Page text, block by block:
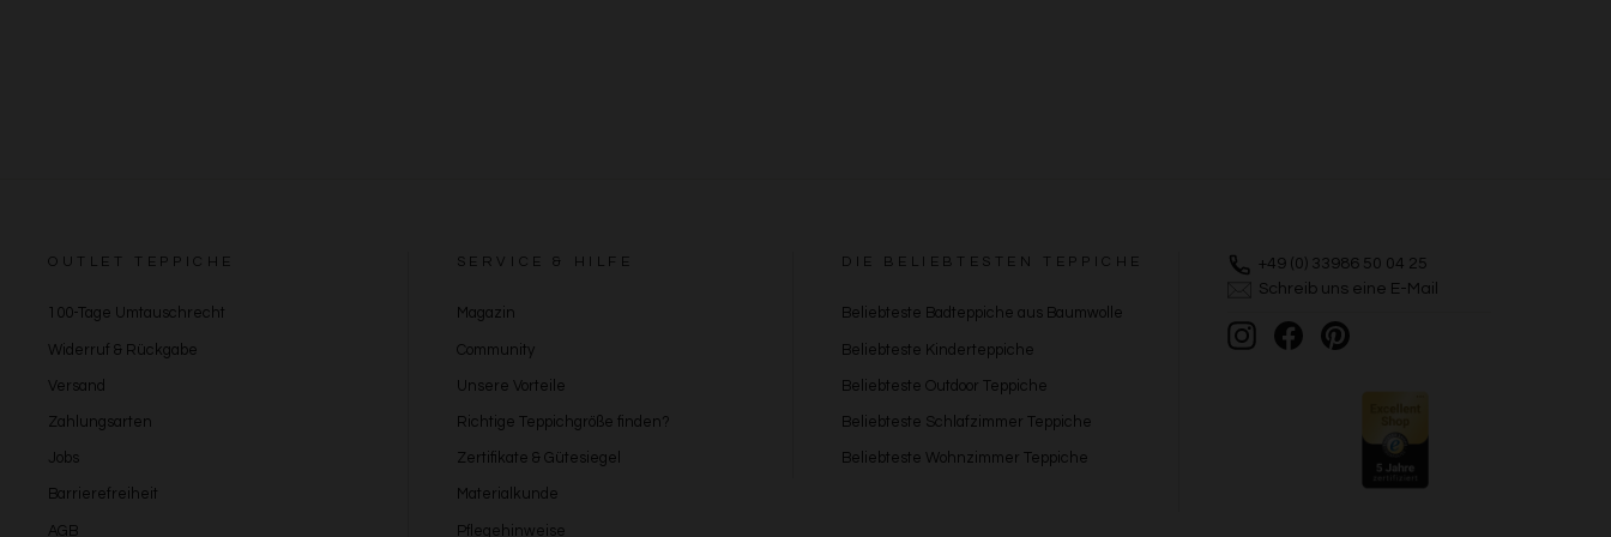
OUTLET TEPPICHE
100-Tage Umtauschrecht
Widerruf & Rückgabe
Versand
Zahlungsarten
Jobs
Barrierefreiheit
AGB
SERVICE & HILFE
Magazin
Community
Unsere Vorteile
Richtige Teppichgröße finden?
Zertifikate & Gütesiegel
Materialkunde
Pflegehinweise
DIE BELIEBTESTEN TEPPICHE
Beliebteste Badteppiche aus Baumwolle
Beliebteste Kinderteppiche
Beliebteste Outdoor Teppiche
Beliebteste Schlafzimmer Teppiche
Beliebteste Wohnzimmer Teppiche
+49 (0) 33986 50 04 25
Schreib uns eine E-Mail
Instagram
FacebookPinterest